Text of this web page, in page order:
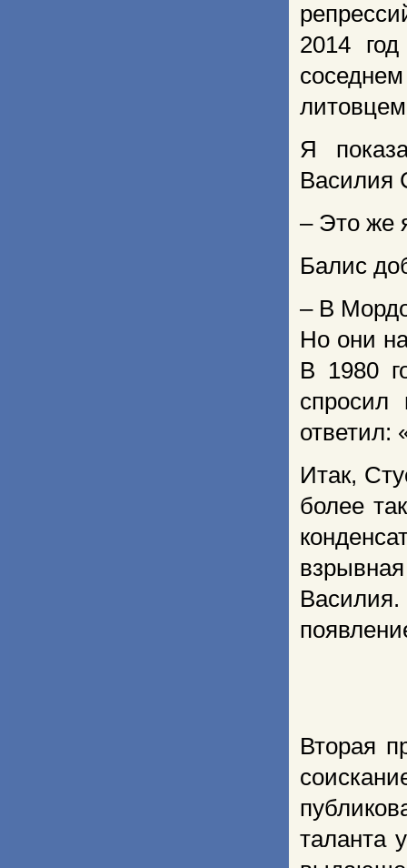
2014
Я
Василия
– Это же
Балис
– В
Но они
В 1980
спросил
ответил:
Итак,
более
Вторая
таланта